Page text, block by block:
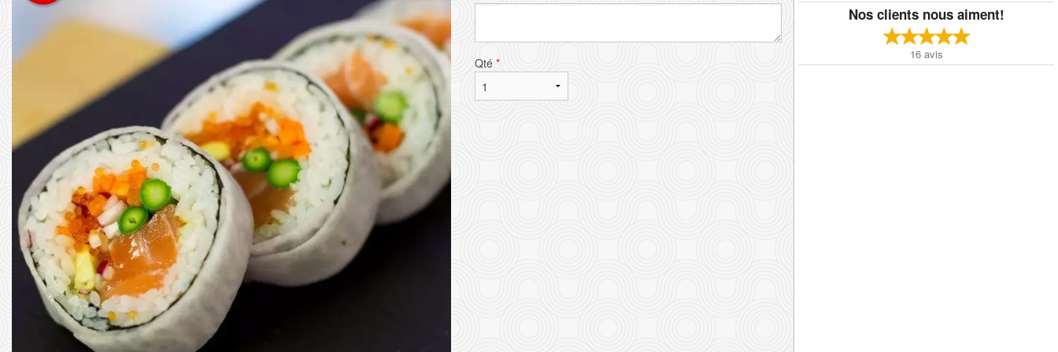
Nos clients nous aiment!
16 avis
Qté *